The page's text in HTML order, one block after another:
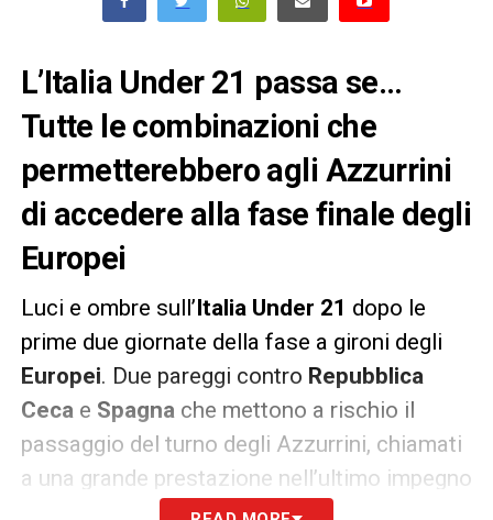
L’Italia Under 21 passa se…
Tutte le combinazioni che
permetterebbero agli Azzurrini
di accedere alla fase finale degli
Europei
Luci e ombre sull’ Italia Under 21 dopo le
prime due giornate della fase a gironi degli
Europei. Due pareggi contro Repubblica
Ceca e Spagna che mettono a rischio il
passaggio del turno degli Azzurrini, chiamati
a una grande prestazione nell’ultimo impegno
con i padroni di casa dellaSlovenia